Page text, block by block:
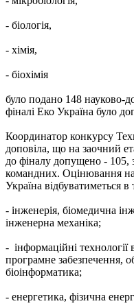
- біологія,
- хімія,
- біохімія
було подано 148 науково-
фіналі Еко Україна було
Координатор конкурсу
доповіла, що на заочний
до фіналу допущено - 105,
командних. Оцінювання
Україна відбуватиметься в
- інженерія, біомедична
інженерна механіка;
- інформаційні
програмне забезпечення,
біоінформатика;
- енергетика, фізична